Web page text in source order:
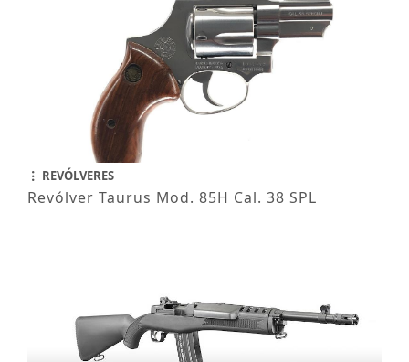
REVÓLVERES
Revólver Taurus Mod. 85H Cal. 38 SPL